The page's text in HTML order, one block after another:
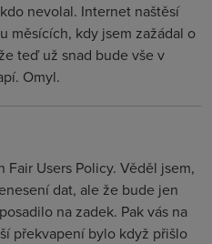
nevolal. Internet naštěsí
měsících, kdy jsem zažádal o
teď už snad bude vše v
Omyl.
Users Policy. Věděl jsem,
dat, ale že bude jen
na zadek. Pak vás na
překvapení bylo když přišlo